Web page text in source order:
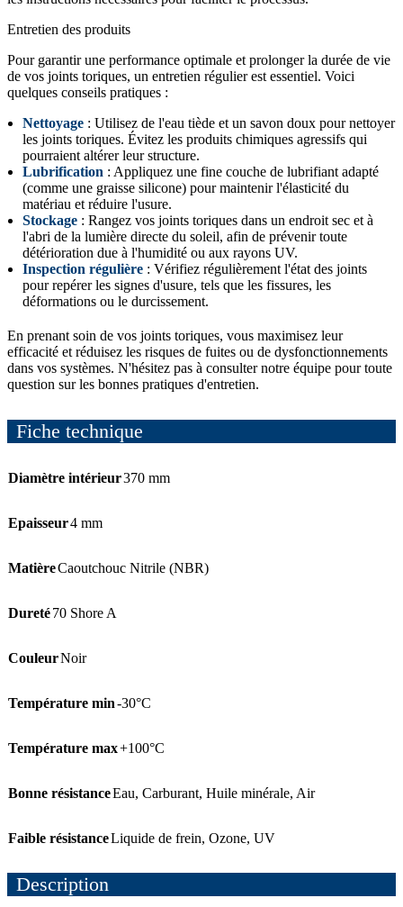
Entretien des produits
Pour garantir une performance optimale et prolonger la durée de vie
de vos joints toriques, un entretien régulier est essentiel. Voici
quelques conseils pratiques :
Nettoyage : Utilisez de l'eau tiède et un savon doux pour nettoyer
les joints toriques. Évitez les produits chimiques agressifs qui
pourraient altérer leur structure.
Lubrification : Appliquez une fine couche de lubrifiant adapté
(comme une graisse silicone) pour maintenir l'élasticité du
matériau et réduire l'usure.
Stockage : Rangez vos joints toriques dans un endroit sec et à
l'abri de la lumière directe du soleil, afin de prévenir toute
détérioration due à l'humidité ou aux rayons UV.
Inspection régulière : Vérifiez régulièrement l'état des joints
pour repérer les signes d'usure, tels que les fissures, les
déformations ou le durcissement.
En prenant soin de vos joints toriques, vous maximisez leur
efficacité et réduisez les risques de fuites ou de dysfonctionnements
dans vos systèmes. N'hésitez pas à consulter notre équipe pour toute
question sur les bonnes pratiques d'entretien.
Fiche technique
Diamètre intérieur370 mm
Epaisseur4 mm
MatièreCaoutchouc Nitrile (NBR)
Dureté70 Shore A
CouleurNoir
Température min-30°C
Température max+100°C
Bonne résistanceEau, Carburant, Huile minérale, Air
Faible résistanceLiquide de frein, Ozone, UV
Description